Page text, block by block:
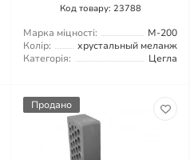
Код товару: 23788
Марка міцності:
М-200
Колір:
хрустальный меланж
Категорія:
Цегла
Продано